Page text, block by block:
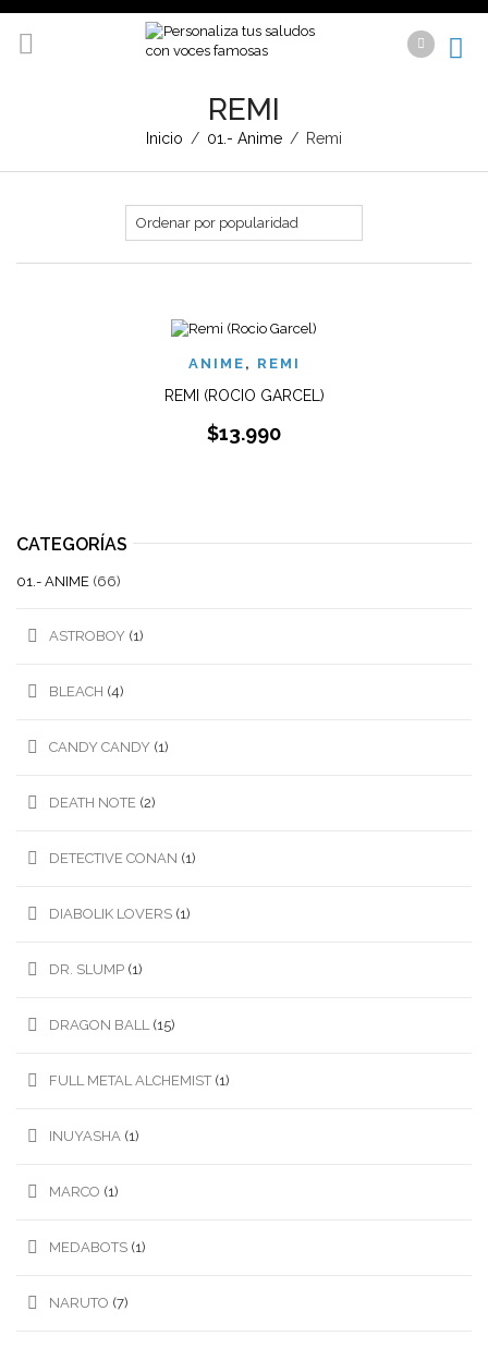
REMI
Inicio / 01.- Anime / Remi
ANIME , REMI
REMI (ROCIO GARCEL)
$13.990
CATEGORÍAS
01.- ANIME (66)
ASTROBOY (1)
BLEACH (4)
CANDY CANDY (1)
DEATH NOTE (2)
DETECTIVE CONAN (1)
DIABOLIK LOVERS (1)
DR. SLUMP (1)
DRAGON BALL (15)
FULL METAL ALCHEMIST (1)
INUYASHA (1)
MARCO (1)
MEDABOTS (1)
NARUTO (7)